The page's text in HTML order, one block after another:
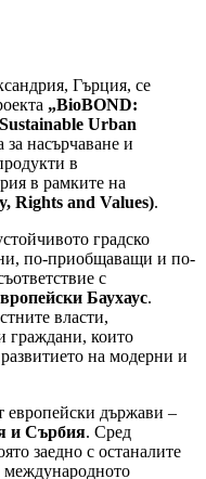
Гърция, се
„BioBOND:
Urban
насърчаване и
в
в рамките на
Rights and Values).
градско
по-приобщаващи и по-
с
Баухаус.
власти,
граждани, които
на модерни и
европейски държави –
и Сърбия. Сред
заедно с останалите
международното